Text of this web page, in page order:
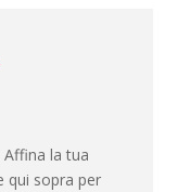
la tua
qui sopra per